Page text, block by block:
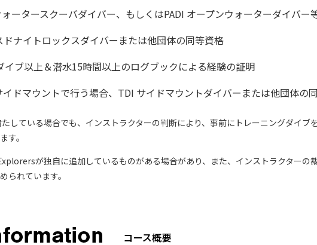
ータースクーバダイバー、もしくはPADI オープンウォーターダイバー
ナイトロックスダイバーまたは他団体の同等資格
イブ以上＆潜水15時間以上のログブックによる経験の証明
イドマウントで行う場合、TDI サイドマウントダイバーまたは他団体の
している場合でも、インストラクターの判断により、事前にトレーニングダイブ
す。
が独自に追加しているものがある場合があり、また、インストラクターの
られています。